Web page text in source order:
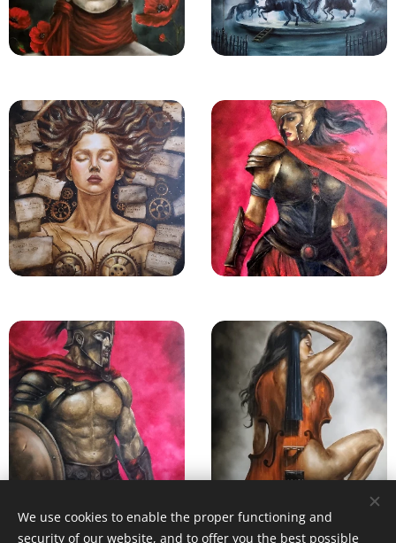
We use cookies to enable the proper functioning and
security of our website, and to offer you the best possible